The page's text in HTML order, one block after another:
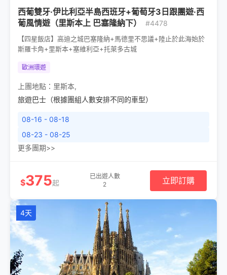
西葡雙牙·伊比利亞半島西班牙+葡萄牙3日跟團遊·西
葡風情遊（里斯本上 巴塞隆納下）
#4478
【四星飯店】高迪之城巴塞隆納+馬德里不思議+陸止於此海始於
斯羅卡角+里斯本+塞維利亞+托萊多古城
歐洲環遊
上團地點： 里斯本,
旅遊巴士（根據團組人數安排不同的車型）
08-16 - 08-18
08-23 - 08-25
更多團期>>
$375起
已出遊人數
2
立即訂購
4天